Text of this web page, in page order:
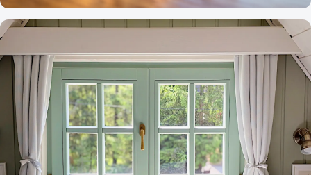
Kúpite si byt za 100 000 €, ale z účtu vám
zmizne 115 000 €: Kde sa schovávajú
neviditeľné náklady?